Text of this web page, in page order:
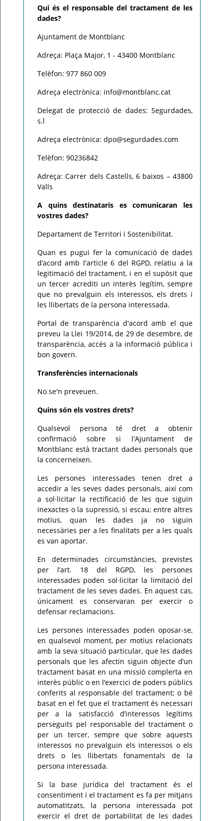
Qui és el responsable del tractament de les
dades?
Ajuntament de Montblanc
Adreça: Plaça Major, 1 - 43400 Montblanc
Telèfon: 977 860 009
Adreça electrònica: info@montblanc.cat
Delegat de protecció de dades: Segurdades,
s.l
Adreça electrònica: dpo@segurdades.com
Telèfon: 90236842
Adreça: Carrer dels Castells, 6 baixos – 43800
Valls
A quins destinataris es comunicaran les
vostres dades?
Departament de Territori i Sostenibilitat.
Quan es pugui fer la comunicació de dades
d’acord amb l'article 6 del RGPD, relatiu a la
legitimació del tractament, i en el supòsit que
un tercer acrediti un interès legítim, sempre
que no prevalguin els interessos, els drets i
les llibertats de la persona interessada.
Portal de transparència d'acord amb el que
preveu la Llei 19/2014, de 29 de desembre, de
transparència, accés a la informació pública i
bon govern.
Transferències internacionals
No se'n preveuen.
Quins són els vostres drets?
Qualsevol persona té dret a obtenir
confirmació sobre si l'Ajuntament de
Montblanc està tractant dades personals que
la concerneixen.
Les persones interessades tenen dret a
accedir a les seves dades personals, així com
a sol·licitar la rectificació de les que siguin
inexactes o la supressió, si escau; entre altres
motius, quan les dades ja no siguin
necessàries per a les finalitats per a les quals
es van aportar.
En determinades circumstàncies, previstes
per l’art. 18 del RGPD, les persones
interessades poden sol·licitar la limitació del
tractament de les seves dades. En aquest cas,
únicament es conservaran per exercir o
defensar reclamacions.
Les persones interessades poden oposar-se,
en qualsevol moment, per motius relacionats
amb la seva situació particular, que les dades
personals que les afectin siguin objecte d’un
tractament basat en una missió complerta en
interès públic o en l’exercici de poders públics
conferits al responsable del tractament; o bé
basat en el fet que el tractament és necessari
per a la satisfacció d’interessos legítims
perseguits pel responsable del tractament o
per un tercer, sempre que sobre aquests
interessos no prevalguin els interessos o els
drets o les llibertats fonamentals de la
persona interessada.
Si la base jurídica del tractament és el
consentiment i el tractament es fa per mitjans
automatitzats, la persona interessada pot
exercir el dret de portabilitat de les dades